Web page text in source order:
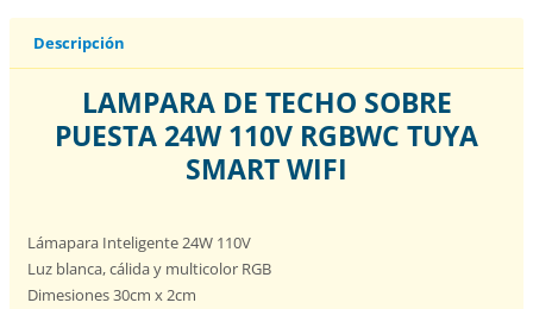
Descripción
LAMPARA DE TECHO SOBRE
PUESTA 24W 110V RGBWC TUYA
SMART WIFI
Lámapara Inteligente 24W 110V
Luz blanca, cálida y multicolor RGB
Dimesiones 30cm x 2cm